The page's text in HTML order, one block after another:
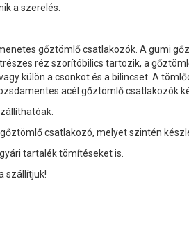
a szerelés.
gőztömlő csatlakozók. A gumi
réz szorítóbilics tartozik, a
külön a csonkot és a bilincset. A
acél gőztömlő csatlakozók
csatlakozó, melyet szintén
tartalék tömítéseket is.
szállítjuk!